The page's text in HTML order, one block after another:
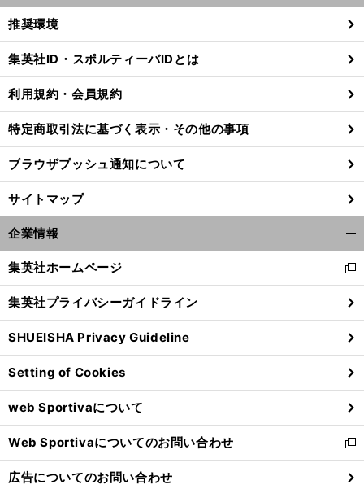
閉
る
推奨環境
集英社ID・スポルティーバIDとは
利用規約・会員規約
特定商取引法に基づく表示・その他の事項
ブラウザプッシュ通知について
サイトマップ
企業情報
閉
る
集英社ホームページ
新
し
い
ウ
ィ
ン
ド
ウ
で
開
く
集英社プライバシーガイドライン
SHUEISHA Privacy Guideline
Setting of Cookies
web Sportivaについて
Web Sportivaについてのお問い合わせ
新
し
い
広告についてのお問い合わせ